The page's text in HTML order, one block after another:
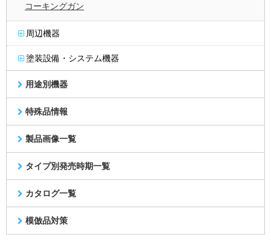
コーキングガン
周辺機器
塗装設備・システム機器
用途別機器
特殊品情報
製品画像一覧
タイプ別発売時期一覧
カタログ一覧
模倣品対策